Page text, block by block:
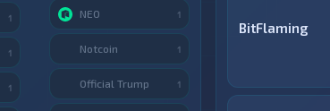
BitFlaming
1
1
1
NEO 1
Notcoin 1
Official Trump 1